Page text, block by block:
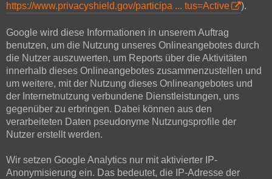
https://www.privacyshield.gov/participa ... tus=Active
).
Google wird diese Informationen in unserem Auftrag
benutzen, um die Nutzung unseres Onlineangebotes durch
die Nutzer auszuwerten, um Reports über die Aktivitäten
innerhalb dieses Onlineangebotes zusammenzustellen und
um weitere, mit der Nutzung dieses Onlineangebotes und
der Internetnutzung verbundene Dienstleistungen, uns
gegenüber zu erbringen. Dabei können aus den
verarbeiteten Daten pseudonyme Nutzungsprofile der
Nutzer erstellt werden.
Wir setzen Google Analytics nur mit aktivierter IP-
Anonymisierung ein. Das bedeutet, die IP-Adresse der